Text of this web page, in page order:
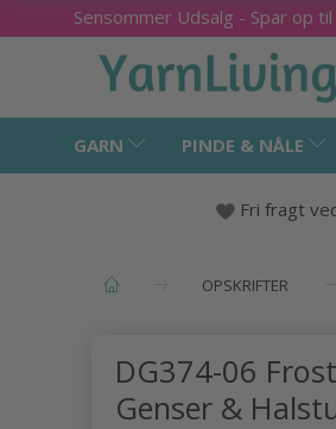
Sensommer Udsalg - Spar op
GARN PINDE & NÅLE
Fri fragt
OPSKRIFTER
DG374-06
Genser &